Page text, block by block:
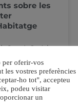
sobre les
Serveis Socials,
Rodríguez,
de
de
significatiu